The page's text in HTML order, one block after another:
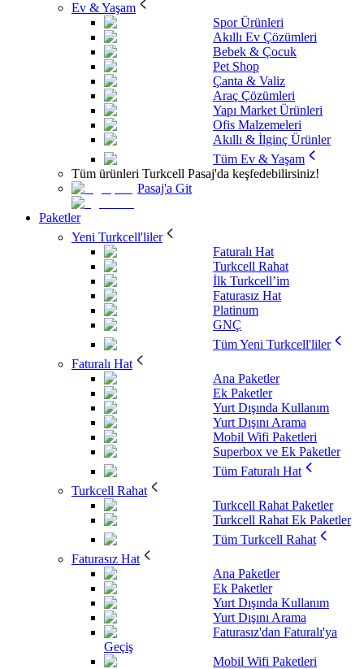
Ev & Yaşam
Spor Ürünleri
Akıllı Ev Çözümleri
Bebek & Çocuk
Pet Shop
Çanta & Valiz
Araç Çözümleri
Yapı Market Ürünleri
Ofis Malzemeleri
Akıllı & İlginç Ürünler
Tüm Ev & Yaşam
Tüm ürünleri Turkcell Pasaj'da keşfedebilirsiniz!
Pasaj'a Git
Paketler
Yeni Turkcell'liler
Faturalı Hat
Turkcell Rahat
İlk Turkcell’im
Faturasız Hat
Platinum
GNÇ
Tüm Yeni Turkcell'liler
Faturalı Hat
Ana Paketler
Ek Paketler
Yurt Dışında Kullanım
Yurt Dışını Arama
Mobil Wifi Paketleri
Superbox ve Ek Paketler
Tüm Faturalı Hat
Turkcell Rahat
Turkcell Rahat Paketler
Turkcell Rahat Ek Paketler
Tüm Turkcell Rahat
Faturasız Hat
Ana Paketler
Ek Paketler
Yurt Dışında Kullanım
Yurt Dışını Arama
Faturasız'dan Faturalı'ya
Geçiş
Mobil Wifi Paketleri